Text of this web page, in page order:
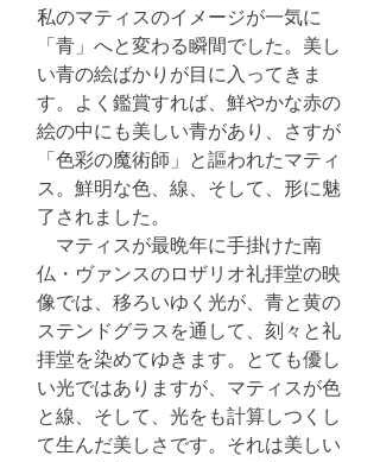
私のマティスのイメージが一気に
「青」へと変わる瞬間でした。美し
い青の絵ばかりが目に入ってきま
す。よく鑑賞すれば、鮮やかな赤の
絵の中にも美しい青があり、さすが
「色彩の魔術師」と謳われたマティ
ス。鮮明な色、線、そして、形に魅
了されました。
マティスが最晩年に手掛けた南
仏・ヴァンスのロザリオ礼拝堂の映
像では、移ろいゆく光が、青と黄の
ステンドグラスを通して、刻々と礼
拝堂を染めてゆきます。とても優し
い光ではありますが、マティスが色
と線、そして、光をも計算しつくし
て生んだ美しさです。それは美しい